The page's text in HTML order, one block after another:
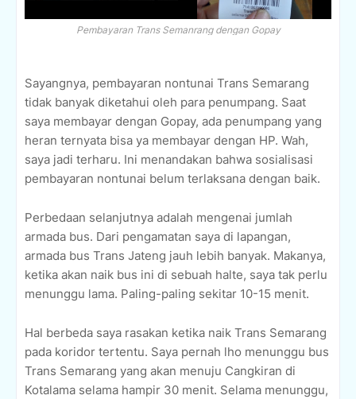
Pembayaran Trans Semanrang dengan Gopay
Sayangnya, pembayaran nontunai Trans Semarang
tidak banyak diketahui oleh para penumpang. Saat
saya membayar dengan Gopay, ada penumpang yang
heran ternyata bisa ya membayar dengan HP. Wah,
saya jadi terharu. Ini menandakan bahwa sosialisasi
pembayaran nontunai belum terlaksana dengan baik.
Perbedaan selanjutnya adalah mengenai jumlah
armada bus. Dari pengamatan saya di lapangan,
armada bus Trans Jateng jauh lebih banyak. Makanya,
ketika akan naik bus ini di sebuah halte, saya tak perlu
menunggu lama. Paling-paling sekitar 10-15 menit.
Hal berbeda saya rasakan ketika naik Trans Semarang
pada koridor tertentu. Saya pernah lho menunggu bus
Trans Semarang yang akan menuju Cangkiran di
Kotalama selama hampir 30 menit. Selama menunggu,